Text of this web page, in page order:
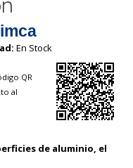
En Stock
QR
al
de aluminio, el